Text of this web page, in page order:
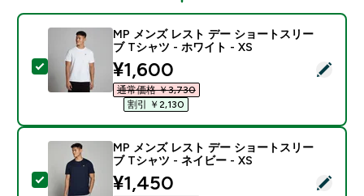
この商品を選択 - MP メンズ レスト デー ショートス
MP メンズ レスト デー ショートスリー
ブ Tシャツ - ホワイト - XS
discounted price
¥1,600‎
通常価格 ￥3,730‎
割引 ￥2,130‎
この商品を選択 - MP メンズ レスト デー ショートス
MP メンズ レスト デー ショートスリー
ブ Tシャツ - ネイビー - XS
discounted price
¥1,450‎